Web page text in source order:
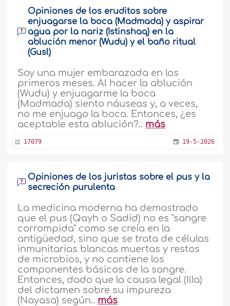
Opiniones de los eruditos sobre
enjuagarse la boca (Madmada) y aspirar
agua por la nariz (Istinshaq) en la
ablución menor (Wudu) y el baño ritual
(Gusl)
Soy una mujer embarazada en los
primeros meses. Al hacer la ablución
(Wudu) y enjuagarme la boca
(Madmada) siento náuseas y, a veces,
no me enjuago la boca. Entonces, ¿es
aceptable esta ablución?.. más
17079 19-5-2026
Opiniones de los juristas sobre el pus y la
secreción purulenta
La medicina moderna ha demostrado
que el pus (Qayh o Sadid) no es "sangre
corrompida" como se creía en la
antigüedad, sino que se trata de células
inmunitarias blancas muertas y restos
de microbios, y no contiene los
componentes básicos de la sangre.
Entonces, dado que la causa legal (Illa)
del dictamen sobre su impureza
(Nayasa) según.. más